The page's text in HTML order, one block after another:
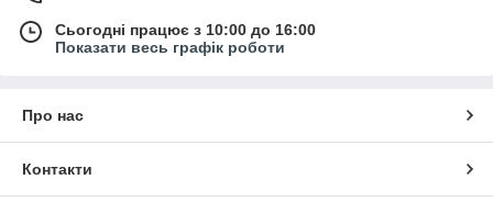
Сьогодні працює з 10:00 до 16:00
Показати весь графік роботи
Про нас
Контакти